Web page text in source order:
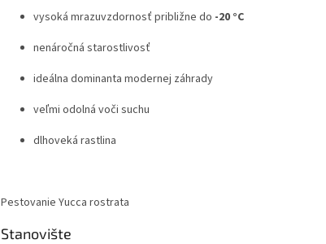
vysoká mrazuvzdornosť približne do -20 °C
nenáročná starostlivosť
ideálna dominanta modernej záhrady
veľmi odolná voči suchu
dlhoveká rastlina
Pestovanie Yucca rostrata
Stanovište